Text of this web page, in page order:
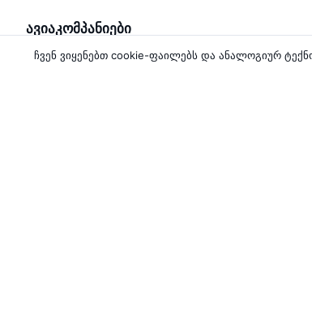
ავიაკომპანიები
ჩვენ ვიყენებთ cookie-ფაილებს და ანალოგიურ